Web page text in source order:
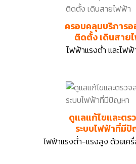
ครอบคลุมบริการ
ติดตั้ง เดินสาย
ไฟฟ้าแรงต่ำ และไฟ
ดูแลแก้ไขและตร
ระบบไฟฟ้าที่มี
ไฟฟ้าแรงต่ำ-แรงสูง ด้วยเครื่